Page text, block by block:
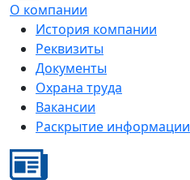
О компании
История компании
Реквизиты
Документы
Охрана труда
Вакансии
Раскрытие информации